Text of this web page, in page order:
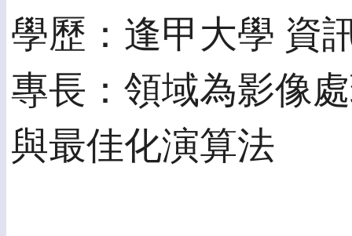
學歷：逢甲大學 資
專長：領域為影像
與最佳化演算法